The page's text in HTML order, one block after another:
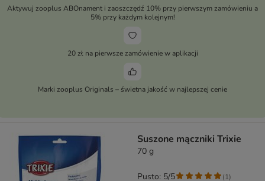
Aktywuj zooplus ABOnament i zaoszczędź 10% przy pierwszym zamówieniu a
5% przy każdym kolejnym!
20 zł na pierwsze zamówienie w aplikacji
Marki zooplus Originals – świetna jakość w najlepszej cenie
Suszone mączniki Trixie
70 g
Pusto: 5/5 (1)